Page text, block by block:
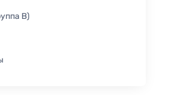
B)